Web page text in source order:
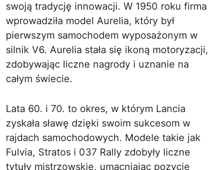
swoją tradycję innowacji. W 1950 roku firma
wprowadziła model Aurelia, który był
pierwszym samochodem wyposażonym w
silnik V6. Aurelia stała się ikoną motoryzacji,
zdobywając liczne nagrody i uznanie na
całym świecie.
Lata 60. i 70. to okres, w którym Lancia
zyskała sławę dzięki swoim sukcesom w
rajdach samochodowych. Modele takie jak
Fulvia, Stratos i 037 Rally zdobyły liczne
tytuły mistrzowskie, umacniając pozycję